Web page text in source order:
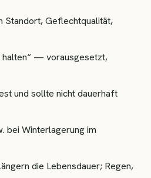
Standort, Geflechtqualität,
halten“ — vorausgesetzt,
und sollte nicht dauerhaft
bei Winterlagerung im
die Lebensdauer; Regen,